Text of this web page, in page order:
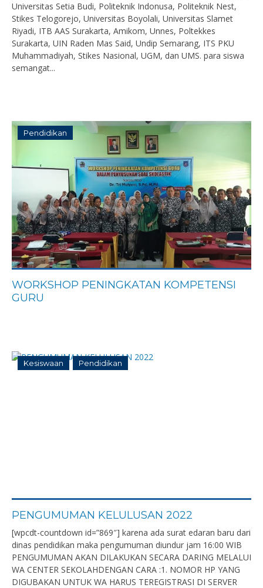
Universitas Setia Budi, Politeknik Indonusa, Politeknik Nest,
Stikes Telogorejo, Universitas Boyolali, Universitas Slamet
Riyadi, ITB AAS Surakarta, Amikom, Unnes, Poltekkes
Surakarta, UIN Raden Mas Said, Undip Semarang, ITS PKU
Muhammadiyah, Stikes Nasional, UGM, dan UMS. para siswa
semangat...
Pendidikan
WORKSHOP PENINGKATAN KOMPETENSI
GURU
Kesiswaan Pendidikan
PENGUMUMAN KELULUSAN 2022
[wpcdt-countdown id=”869″] karena ada surat edaran baru dari
dinas pendidikan maka pengumuman diundur jam 16:00 WIB
PENGUMUMAN AKAN DILAKUKAN SECARA DARING MELALUI
WA CENTER SEKOLAHDENGAN CARA :1. NOMOR HP YANG
DIGUBAKAN UNTUK WA HARUS TEREGISTRASI DI SERVER